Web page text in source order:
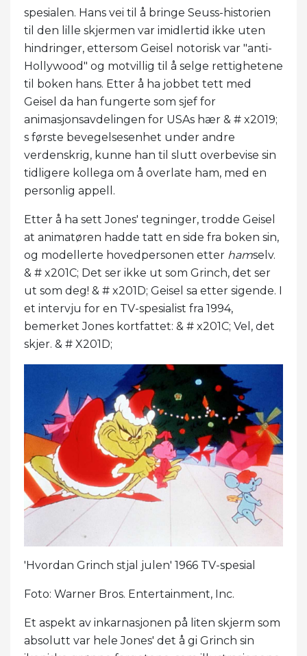
spesialen. Hans vei til å bringe Seuss-historien
til den lille skjermen var imidlertid ikke uten
hindringer, ettersom Geisel notorisk var "anti-
Hollywood" og motvillig til å selge rettighetene
til boken hans. Etter å ha jobbet tett med
Geisel da han fungerte som sjef for
animasjonsavdelingen for USAs hær & # x2019;
s første bevegelsesenhet under andre
verdenskrig, kunne han til slutt overbevise sin
tidligere kollega om å overlate ham, med en
personlig appell.
Etter å ha sett Jones' tegninger, trodde Geisel
at animatøren hadde tatt en side fra boken sin,
og modellerte hovedpersonen etter hamselv.
& # x201C; Det ser ikke ut som Grinch, det ser
ut som deg! & # x201D; Geisel sa etter sigende. I
et intervju for en TV-spesialist fra 1994,
bemerket Jones kortfattet: & # x201C; Vel, det
skjer. & # X201D;
'Hvordan Grinch stjal julen' 1966 TV-spesial
Foto: Warner Bros. Entertainment, Inc.
Et aspekt av inkarnasjonen på liten skjerm som
absolutt var hele Jones' det å gi Grinch sin